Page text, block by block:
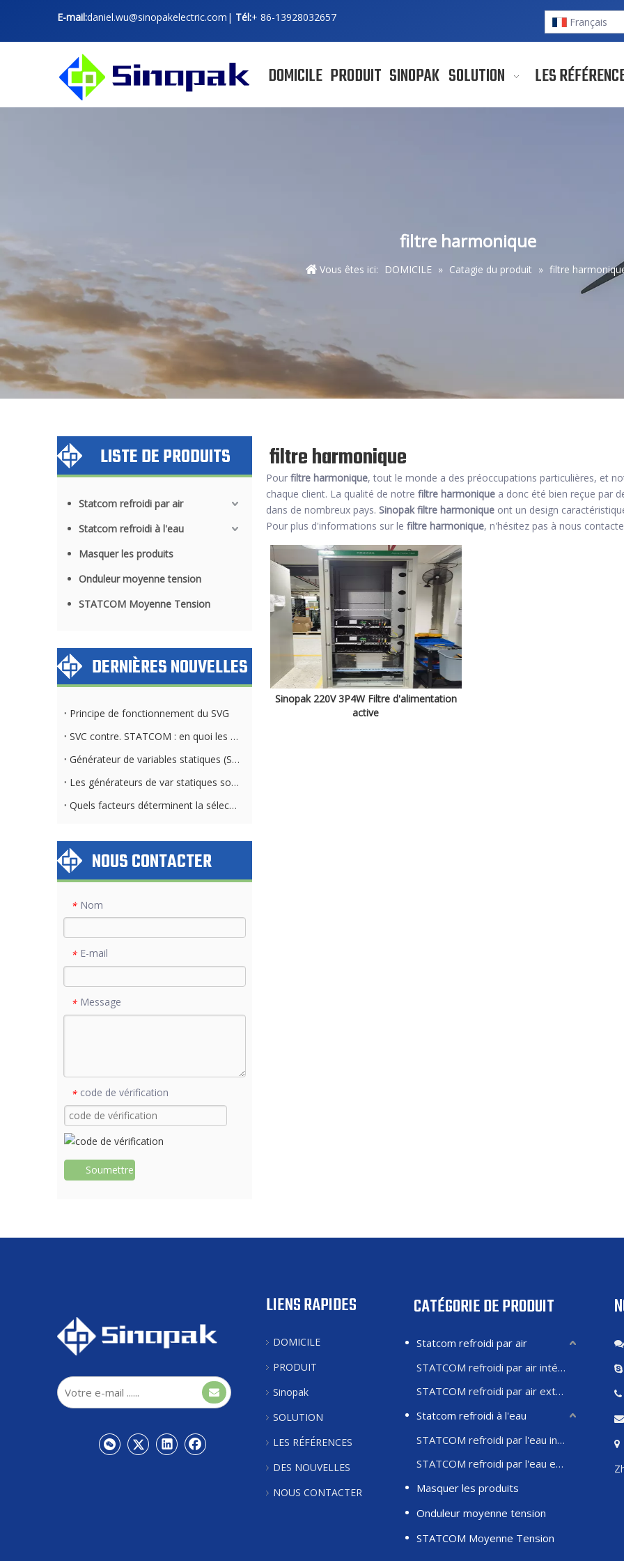
E-mail:daniel.wu@sinopakelectric.com | Tél:+ 86-13928032657 Français
DOMICILE PRODUIT SINOPAK SOLUTION LES
filtre harmonique
Vous êtes ici: DOMICILE » Catagie du produit » filtre
LISTE DE PRODUITS
Statcom refroidi par air
Statcom refroidi à l'eau
Masquer les produits
Onduleur moyenne tension
STATCOM Moyenne Tension
DERNIÈRES NOUVELLES
Principe de fonctionnement du SVG
SVC contre. STATCOM : en quoi les exigences du système de refroidissement diffèrent
Générateur de variables statiques (SVG) et banque de condensateurs : différences clés
Les générateurs de var statiques sont-ils applicables dans toutes les industries et tous les secteurs ?
Quels facteurs déterminent la sélection de la méthode de refroidissement STATCOM
NOUS CONTACTER
* Nom
* E-mail
* Message
* code de vérification
Soumettre
filtre harmonique
Pour filtre harmonique, tout le monde a des préoccupations particulières, et
chaque client. La qualité de notre filtre harmonique a donc été bien reçue par
dans de nombreux pays. Sinopak filtre harmonique ont un design
Pour plus d'informations sur le filtre harmonique, n'hésitez pas à nous
Sinopak 220V 3P4W Filtre d'alimentation
active
LIENS RAPIDES
DOMICILE
PRODUIT
Sinopak
SOLUTION
LES RÉFÉRENCES
DES NOUVELLES
NOUS CONTACTER
CATÉGORIE DE PRODUIT
Statcom refroidi par air
STATCOM refroidi par air intérieur
STATCOM refroidi par air extérieur
Statcom refroidi à l'eau
STATCOM refroidi par l'eau intérieure
STATCOM refroidi par l'eau extérieure
Masquer les produits
Onduleur moyenne tension
STATCOM Moyenne Tension
